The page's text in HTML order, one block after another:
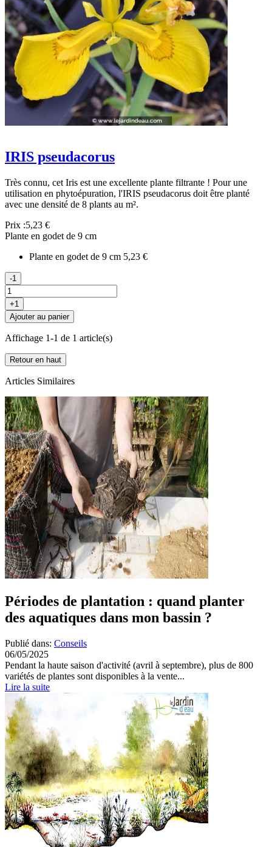
IRIS pseudacorus
Très connu, cet Iris est une excellente plante filtrante ! Pour une
utilisation en phytoépuration, l'IRIS pseudacorus doit être planté
avec une densité de 8 plants au m².
Prix :5,23 €
Plante en godet de 9 cm
Plante en godet de 9 cm 5,23 €
-1
+1
Ajouter au panier
Affichage 1-1 de 1 article(s)
Retour en haut
Articles Similaires
Périodes de plantation : quand planter
des aquatiques dans mon bassin ?
Publié dans: Conseils
06/05/2025
Pendant la haute saison d'activité (avril à septembre), plus de 800
variétés de plantes sont disponibles à la vente...
Lire la suite